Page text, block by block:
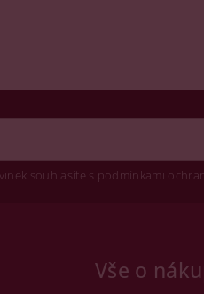
souhlasíte s podmínkami
Vše o